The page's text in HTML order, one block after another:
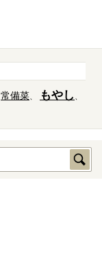
常備菜
もやし